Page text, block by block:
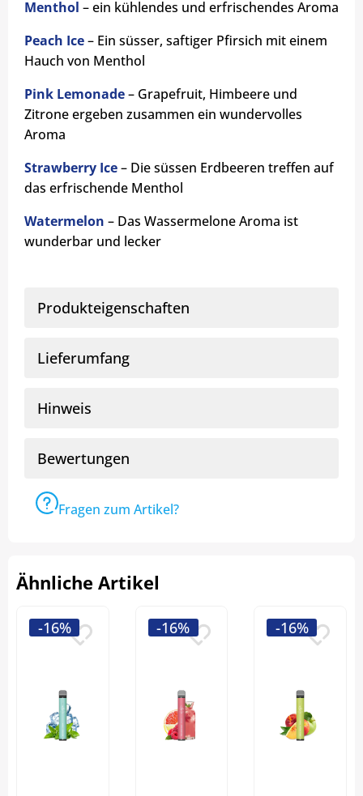
Menthol – ein kühlendes und erfrischendes Aroma
Peach Ice– Ein süsser, saftiger Pfirsich mit einem
Hauch von Menthol
Pink Lemonade– Grapefruit, Himbeere und
Zitrone ergeben zusammen ein wundervolles
Aroma
Strawberry Ice– Die süssen Erdbeeren treffen auf
das erfrischende Menthol
Watermelon – Das Wassermelone Aroma ist
wunderbar und lecker
Produkteigenschaften
Lieferumfang
Hinweis
Bewertungen
Fragen zum Artikel?
Ähnliche Artikel
-16% -16% -16%